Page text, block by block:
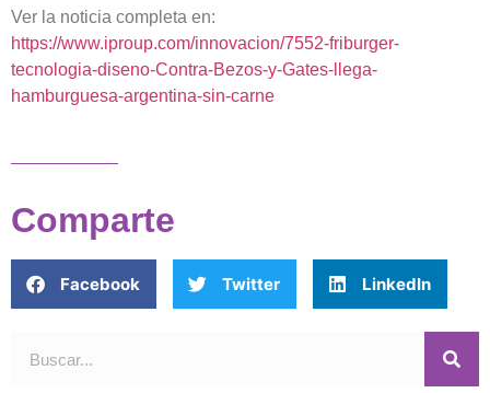
Ver la noticia completa en:
https://www.iproup.com/innovacion/7552-friburger-
tecnologia-diseno-Contra-Bezos-y-Gates-llega-
hamburguesa-argentina-sin-carne
Comparte
Facebook Twitter LinkedIn